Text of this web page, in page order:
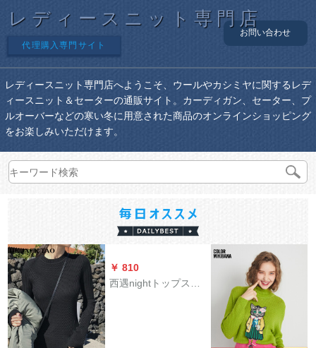
レディースニット専門店
代理購入専門サイト
お問い合わせ
レディースニット専門店へようこそ、ウールやカシミヤに関するレデ
ィースニット＆セーターの通販サイト。カーディガン、セーター、プ
ルオーバーなどの寒い冬に用意された商品のオンラインショッピング
をお楽しみいただけます。
￥ 810
西遇nightトップス女